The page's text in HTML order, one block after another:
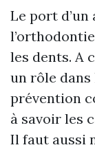
Le port
les dents. A
un rôle dans
prévention
à savoir les
Il faut aussi